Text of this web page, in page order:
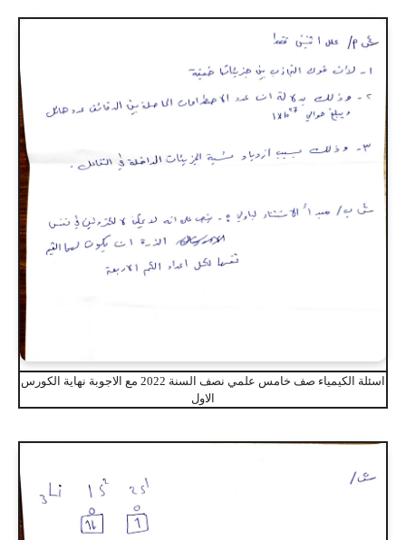
اسئلة الكيمياء صف خامس علمي نصف السنة 2022 مع الاجوبة نهاية الكورس
الاول